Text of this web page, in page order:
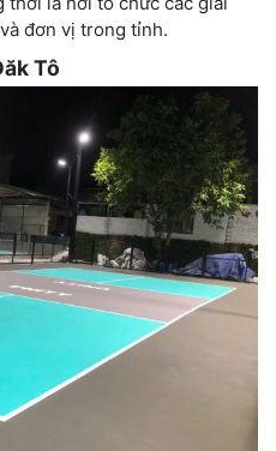
đơn vị trong tỉnh.
Tô